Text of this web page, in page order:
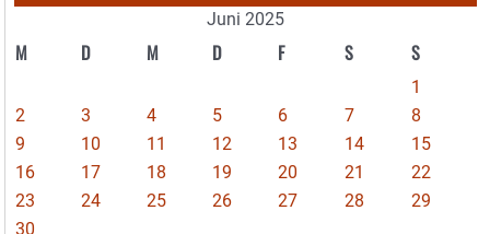
Juni 2025
M D M D F S S
1
2
3 4 5 6 7
8
9
10 11 12 13 14
15
16
17 18 19 20 21
22
23
24 25 26 27 28
29
30